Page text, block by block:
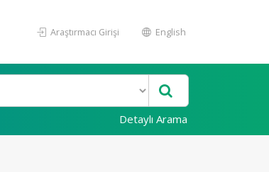
Araştırmacı Girişi English
Detaylı Arama